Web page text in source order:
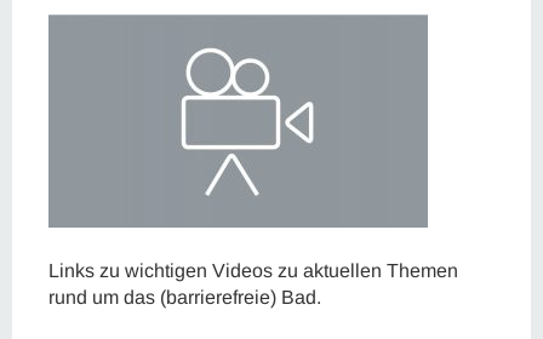
Links zu wichtigen Videos zu aktuellen Themen
rund um das (barrierefreie) Bad.